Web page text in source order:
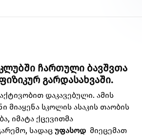
ჩართული ბავშვთა
გარდასახვაში.
დაკავებული. ამის
მიაყენა სკოლის ასაკის თაობის
იმატა ქცევითმა
სადაც უფასოდ მიეცემათ